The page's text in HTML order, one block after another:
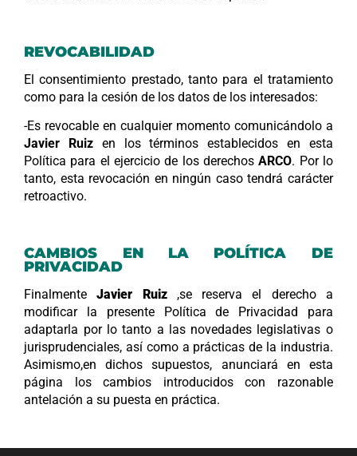
REVOCABILIDAD
El consentimiento prestado, tanto para el tratamiento
como para la cesión de los datos de los interesados:
-Es revocable en cualquier momento comunicándolo a
Javier Ruiz en los términos establecidos en esta
Política para el ejercicio de los derechosARCO. Por lo
tanto, esta revocación en ningún caso tendrá carácter
retroactivo.
CAMBIOS EN LA POLÍTICA DE
PRIVACIDAD
FinalmenteJavier Ruiz,se reserva el derecho a
modificar la presente Política de Privacidad para
adaptarla por lo tanto a las novedades legislativas o
jurisprudenciales, así como a prácticas de la industria.
Asimismo,en dichos supuestos, anunciará en esta
página los cambios introducidos con razonable
antelación a su puesta en práctica.